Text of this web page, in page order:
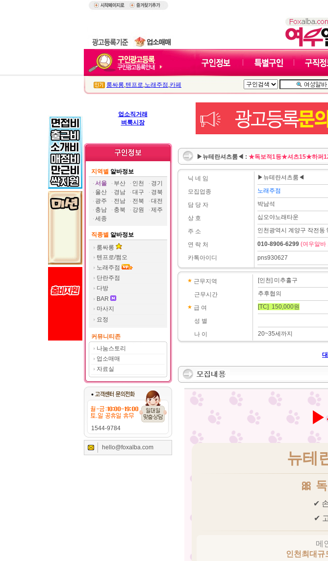
룸싸롱,텐프로,노래주점 ,카페
업소직거래
벼룩시장
지역별 알바정보
서울
부산 인천
경기
울산
경남 대구
경북
광주
전남 전북
대전
충남
충북 강원
제주
세종
직종별 알바정보
룸싸롱
텐프로/쩜오
노래주점
단란주점
다방
BAR
마사지
요정
커뮤니티존
나눔스토리
업소매매
자료실
1544-9784
hello@foxalba.com
▶뉴테란셔츠룸◀ : ★독보적1등★셔츠15★하퍼
닉 네 임
모집업종
담 당 자
상 호
주 소
연 락 처
카톡아이디
▶뉴테란셔츠룸◀
노래주점
박남석
십오야노래타운
인천광역시 계양구 작전동
010-8906-6299 (여우알바
pns930627
근무지역
근무시간
급 여
성 별
나 이
[인천] 미추홀구
추후협의
[TC] 150,000원
20~35세까지
▶
뉴테
🎀
✔
✔
메
인천최대규